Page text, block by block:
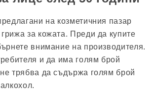
на козметичния пазар
за кожата. Преди да купите
внимание на производителя.
и да има голям брой
трябва да съдържа голям брой